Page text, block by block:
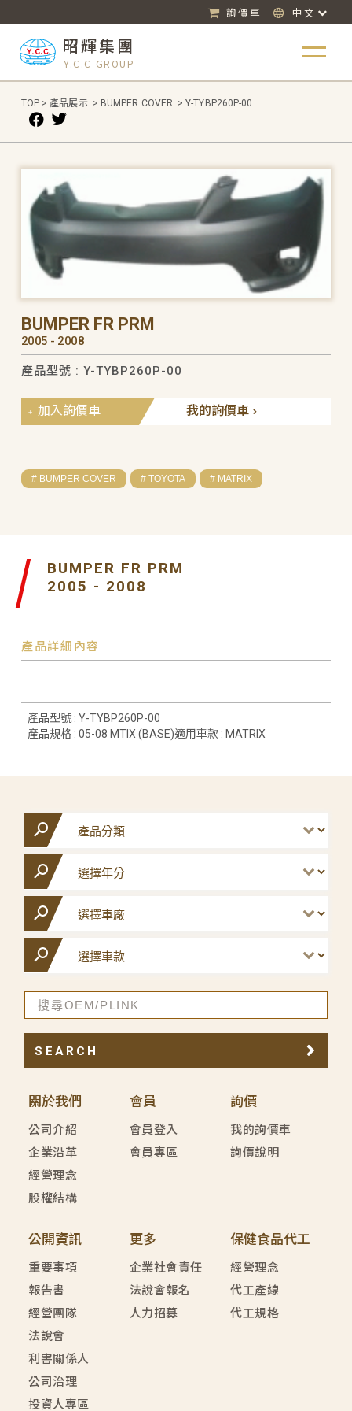
詢價車 中文
昭輝集團
Y.C.C GROUP
TOP > 產品展示 > BUMPER COVER > Y-TYBP260P-00
BUMPER FR PRM
2005 - 2008
產品型號 : Y-TYBP260P-00
我的詢價車
加入詢價車
# BUMPER COVER # TOYOTA # MATRIX
BUMPER FR PRM
2005 - 2008
產品詳細內容
產品型號 : Y-TYBP260P-00
產品規格 : 05-08 MTIX (BASE)適用車款 : MATRIX
關於我們
公司介紹
企業沿革
經營理念
股權結構
會員
會員登入
會員專區
詢價
我的詢價車
詢價說明
公開資訊
重要事項
報告書
經營團隊
法說會
利害關係人
公司治理
投資人專區
更多
企業社會責任
法說會報名
人力招募
保健食品代工
經營理念
代工產線
代工規格
SEARCH